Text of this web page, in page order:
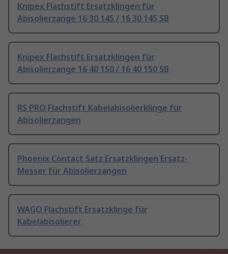
Knipex Flachstift Ersatzklingen für
Abisolierzange 16 30 145 / 16 30 145 SB
Knipex Flachstift Ersatzklingen für
Abisolierzange 16 40 150 / 16 40 150 SB
RS PRO Flachstift Kabelabisolierklinge für
Abisolierzangen
Phoenix Contact Satz Ersatzklingen Ersatz-
Messer für Abisolierzangen
WAGO Flachstift Ersatzklinge für
Kabelabisolierer